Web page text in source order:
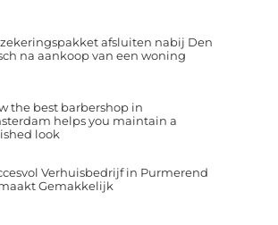
afsluiten nabij Den
na aankoop van een woning
the best barbershop in
helps you maintain a
look
Verhuisbedrijf in Purmerend
Gemakkelijk